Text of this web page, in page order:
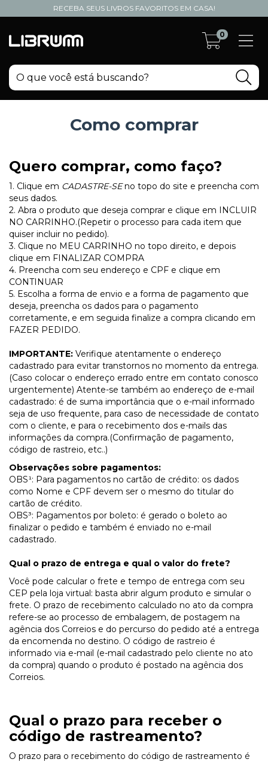
RECEBA SEUS LIVROS FAVORITOS EM CASA!
0
Como comprar
Quero comprar, como faço?
1. Clique em CADASTRE-SEno topo do site e preencha com
seus dados.
2. Abra o produto que deseja comprar e clique em INCLUIR
NO CARRINHO.(Repetir o processo para cada item que
quiser incluir no pedido).
3. Clique no MEU CARRINHO no topo direito, e depois
clique em FINALIZAR COMPRA
4. Preencha com seu endereço e CPF e clique em
CONTINUAR
5. Escolha a forma de envio e a forma de pagamento que
deseja, preencha os dados para o pagamento
corretamente, e em seguida finalize a compra clicando em
FAZER PEDIDO.
IMPORTANTE: Verifique atentamente o endereço
cadastrado para evitar transtornos no momento da entrega.
(Caso colocar o endereço errado entre em contato conosco
urgentemente) Atente-se também ao endereço de e-mail
cadastrado: é de suma importância que o e-mail informado
seja de uso frequente, para caso de necessidade de contato
com o cliente, e para o recebimento dos e-mails das
informações da compra.(Confirmação de pagamento,
código de rastreio, etc..)
Observações sobre pagamentos:
OBS¹: Para pagamentos no cartão de crédito: os dados
como Nome e CPF devem ser o mesmo do titular do
cartão de crédito.
OBS³: Pagamentos por boleto: é gerado o boleto ao
finalizar o pedido e também é enviado no e-mail
cadastrado.
Qual o prazo de entrega e qual o valor do frete?
Você pode calcular o frete e tempo de entrega com seu
CEP pela loja virtual: basta abrir algum produto e simular o
frete. O prazo de recebimento calculado no ato da compra
refere-se ao processo de embalagem, de postagem na
agência dos Correios e do percurso do pedido até a entrega
da encomenda no destino. O código de rastreio é
informado via e-mail (e-mail cadastrado pelo cliente no ato
da compra) quando o produto é postado na agência dos
Correios.
Qual o prazo para receber o
código de rastreamento?
O prazo para o recebimento do código de rastreamento é